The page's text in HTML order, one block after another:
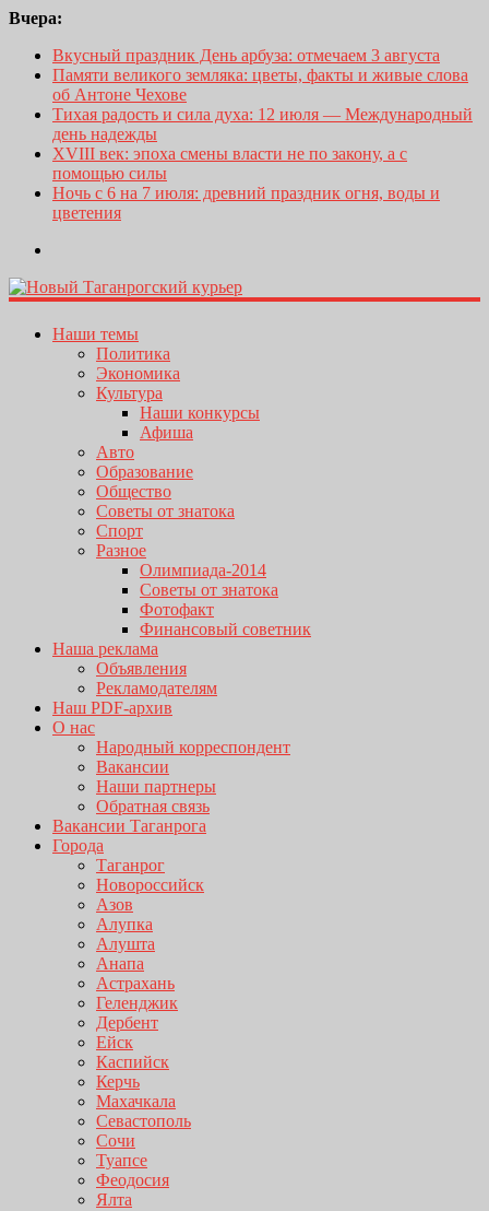
Вчера:
Вкусный праздник День арбуза: отмечаем 3 августа
Памяти великого земляка: цветы, факты и живые слова
об Антоне Чехове
Тихая радость и сила духа: 12 июля — Международный
день надежды
XVIII век: эпоха смены власти не по закону, а с
помощью силы
Ночь с 6 на 7 июля: древний праздник огня, воды и
цветения
Наши темы
Политика
Экономика
Культура
Наши конкурсы
Афиша
Авто
Образование
Общество
Советы от знатока
Спорт
Разное
Олимпиада-2014
Советы от знатока
Фотофакт
Финансовый советник
Наша реклама
Объявления
Рекламодателям
Наш PDF-архив
О нас
Народный корреспондент
Вакансии
Наши партнеры
Обратная связь
Вакансии Таганрога
Города
Таганрог
Новороссийск
Азов
Алупка
Алушта
Анапа
Астрахань
Геленджик
Дербент
Ейск
Каспийск
Керчь
Махачкала
Севастополь
Сочи
Туапсе
Феодосия
Ялта